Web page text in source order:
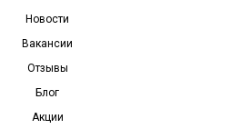
Новости
Вакансии
Отзывы
Блог
Акции